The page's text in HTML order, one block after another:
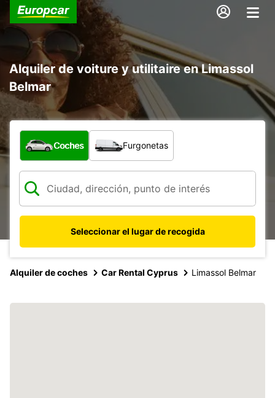
Alquiler de voiture y utilitaire en Limassol
Belmar
¿Qué tipo de vehículo?
Coches Furgonetas
Seleccionar el lugar de recogida
Alquiler de coches Car Rental Cyprus Limassol Belmar